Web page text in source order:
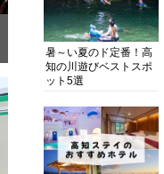
暑～い夏のド定番！高
知の川遊びベストスポ
ット5選